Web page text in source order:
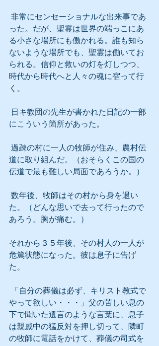
った。だが、聖霊は世界の端っこにあ
る小さな場所にも働かれる。誰も知ら
ないような場所でも、聖霊は働いてお
られる。信仰と救いの灯を灯しつつ、
時代から時代へと人々の魂に宿って行
く。
にこういう箇所があった。
道に取り組んだ。（おそらくこの国の
伝道で最も難しい局面であろうか。）
た。（どんな思いで去って行ったので
あろう。胸が痛む。）
それから３５年後、その村人の一人が
危篤状態になった。彼は息子に告げ
た。
やって欲しい・・・」父の苦しい息の
下で聞いた遺言のような言葉に、息子
は親戚中の猛反対を押し切って、隣町
の牧師に電話をかけて、葬儀の司式を